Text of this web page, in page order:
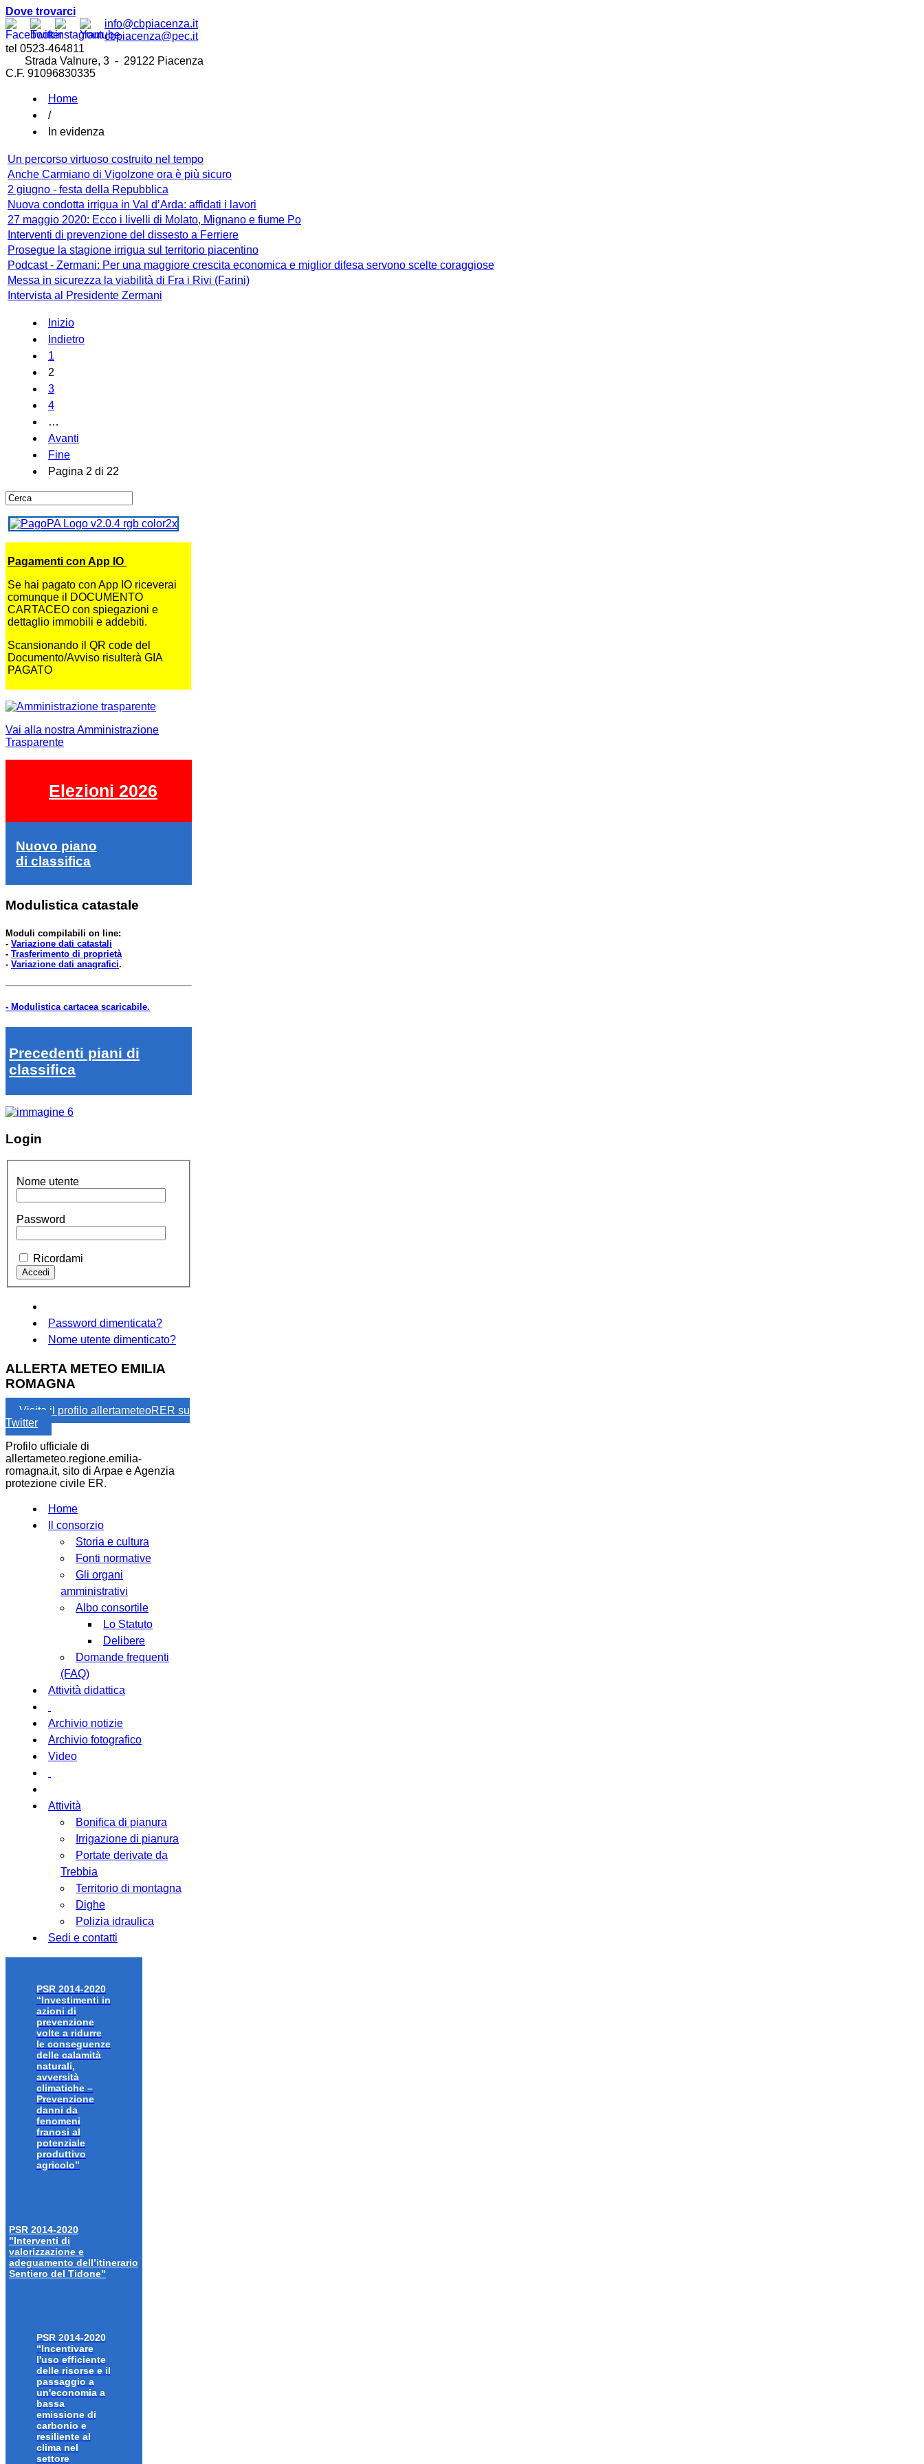
Dove trovarci
info@cbpiacenza.it
cbpiacenza@pec.it
tel 0523-464811
Strada Valnure, 3 - 29122 Piacenza
C.F. 91096830335
Home
/
In evidenza
Un percorso virtuoso costruito nel tempo
Anche Carmiano di Vigolzone ora è più sicuro
2 giugno - festa della Repubblica
Nuova condotta irrigua in Val d’Arda: affidati i lavori
27 maggio 2020: Ecco i livelli di Molato, Mignano e fiume Po
Interventi di prevenzione del dissesto a Ferriere
Prosegue la stagione irrigua sul territorio piacentino
Podcast - Zermani: Per una maggiore crescita economica e miglior difesa servono scelte coraggiose
Messa in sicurezza la viabilità di Fra i Rivi (Farini)
Intervista al Presidente Zermani
Inizio
Indietro
1
2
3
4
…
Avanti
Fine
Pagina 2 di 22
Pagamenti con App IO
Se hai pagato con App IO riceverai
comunque il DOCUMENTO
CARTACEO con spiegazioni e
dettaglio immobili e addebiti.
Scansionando il QR code del
Documento/Avviso risulterà GIA
PAGATO
Vai alla nostra Amministrazione
Trasparente
Elezioni 2026
Nuovo piano
di classifica
Modulistica catastale
Moduli compilabili on line:
- Variazione dati catastali
- Trasferimento di proprietà
- Variazione dati anagrafici.
- Modulistica cartacea scaricabile.
Precedenti piani di
classifica
Login
Nome utente
Password
Ricordami
Password dimenticata?
Nome utente dimenticato?
ALLERTA METEO EMILIA
ROMAGNA
Visita il profilo allertameteoRER su
Twitter
Profilo ufficiale di
allertameteo.regione.emilia-
romagna.it, sito di Arpae e Agenzia
protezione civile ER.
Home
Il consorzio
Storia e cultura
Fonti normative
Gli organi
amministrativi
Albo consortile
Lo Statuto
Delibere
Domande frequenti
(FAQ)
Attività didattica
Archivio notizie
Archivio fotografico
Video
Attività
Bonifica di pianura
Irrigazione di pianura
Portate derivate da
Trebbia
Territorio di montagna
Dighe
Polizia idraulica
Sedi e contatti
PSR 2014-2020
“Investimenti in
azioni di
prevenzione
volte a ridurre
le conseguenze
delle calamità
naturali,
avversità
climatiche –
Prevenzione
danni da
fenomeni
franosi al
potenziale
produttivo
agricolo”
PSR 2014-2020
"Interventi di
valorizzazione e
adeguamento dell’itinerario
Sentiero del Tidone"
PSR 2014-2020
“Incentivare
l'uso efficiente
delle risorse e il
passaggio a
un'economia a
bassa
emissione di
carbonio e
resiliente al
clima nel
settore